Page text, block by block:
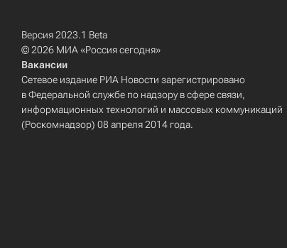
Версия 2023.1 Beta
© 2026 МИА «Россия сегодня»
Вакансии
Сетевое издание РИА Новости зарегистрировано
в Федеральной службе по надзору в сфере связи,
информационных технологий и массовых коммуникаций
(Роскомнадзор) 08 апреля 2014 года.